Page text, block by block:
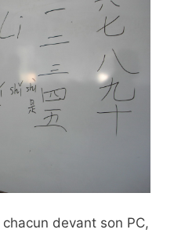
devant son PC,